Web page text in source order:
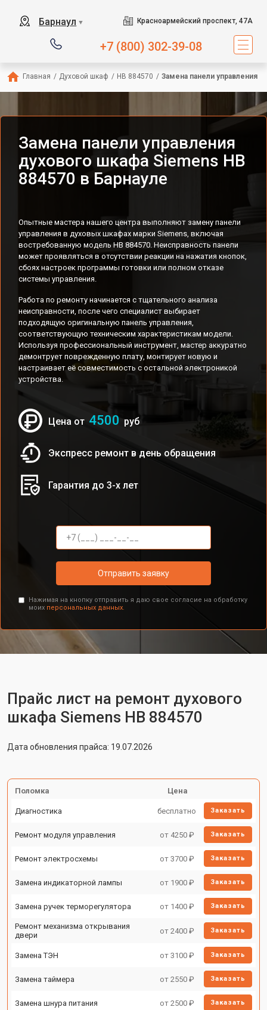
Барнаул ▼ Красноармейский проспект, 47А
+7 (800) 302-39-08
Главная / Духовой шкаф / HB 884570 / Замена панели управления
Замена панели управления
духового шкафа Siemens HB
884570 в Барнауле
Опытные мастера нашего центра выполняют замену панели
управления в духовых шкафах марки Siemens, включая
востребованную модель HB 884570. Неисправность панели
может проявляться в отсутствии реакции на нажатия кнопок,
сбоях настроек программы готовки или полном отказе
системы управления.
Работа по ремонту начинается с тщательного анализа
неисправности, после чего специалист выбирает
подходящую оригинальную панель управления,
соответствующую техническим характеристикам модели.
Используя профессиональный инструмент, мастер аккуратно
демонтрует поврежденную плату, монтирует новую и
настраивает её совместимость с остальной электроникой
устройства.
Цена от 4500 руб
Экспресс ремонт в день обращения
Гарантия до 3-х лет
Отправить заявку
Нажимая на кнопку отправить я даю свое согласие на обработку
моих персональных данных.
Прайс лист на ремонт духового
шкафа Siemens HB 884570
Дата обновления прайса: 19.07.2026
Поломка Цена
Диагностика бесплатно Заказать
Ремонт модуля управления от 4250 ₽ Заказать
Ремонт электросхемы от 3700 ₽ Заказать
Замена индикаторной лампы от 1900 ₽ Заказать
Замена ручек терморегулятора от 1400 ₽ Заказать
Ремонт механизма открывания
двери
от 2400 ₽ Заказать
Замена ТЭН от 3100 ₽ Заказать
Замена таймера от 2550 ₽ Заказать
Замена шнура питания от 2500 ₽ Заказать